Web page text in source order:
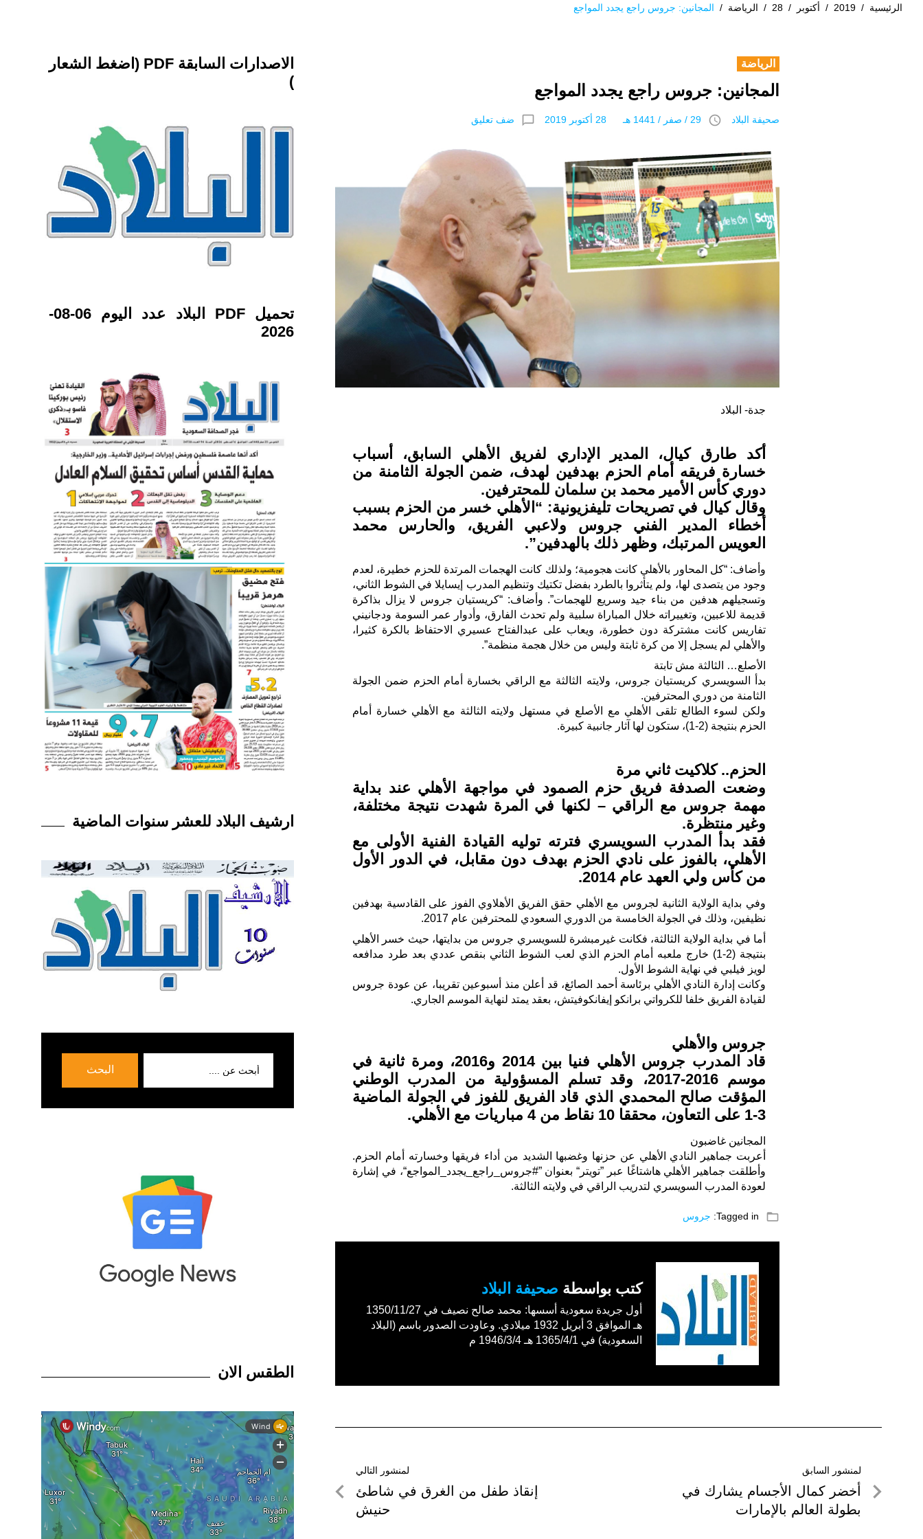
الرئيسية /
2019
/ أكتوبر /
28
/ الرياضة / المجانين: جروس راجع يجدد المواجع
الرياضة
المجانين: جروس راجع يجدد المواجع
صحيفة البلاد access_time 29 / صفر / 1441 هـ 28 أكتوبر 2019 chat_bubble_outline ضف تعليق
جدة- البلاد
أكد طارق كيال، المدير الإداري لفريق الأهلي السابق، أسباب
خسارة فريقه أمام الحزم بهدفين لهدف، ضمن الجولة الثامنة من
دوري كأس الأمير محمد بن سلمان للمحترفين.
وقال كيال في تصريحات تليفزيونية: “الأهلي خسر من الحزم بسبب
أخطاء المدير الفني جروس ولاعبي الفريق، والحارس محمد
العويس المرتبك، وظهر ذلك بالهدفين”.
وأضاف: “كل المحاور بالأهلي كانت هجومية؛ ولذلك كانت الهجمات المرتدة للحزم خطيرة، لعدم
وجود من يتصدى لها، ولم يتأثروا بالطرد بفضل تكتيك وتنظيم المدرب إيسايلا في الشوط الثاني،
وتسجيلهم هدفين من بناء جيد وسريع للهجمات”. وأضاف: “كريستيان جروس لا يزال بذاكرة
قديمة للاعبين، وتغييراته خلال المباراة سلبية ولم تحدث الفارق، وأدوار عمر السومة ودجانيني
تفاريس كانت مشتركة دون خطورة، ويعاب على عبدالفتاح عسيري الاحتفاظ بالكرة كثيرا،
والأهلي لم يسجل إلا من كرة ثابتة وليس من خلال هجمة منظمة”.
الأصلع… الثالثة مش تابتة
بدأ السويسري كريستيان جروس، ولايته الثالثة مع الراقي بخسارة أمام الحزم ضمن الجولة
الثامنة من دوري المحترفين.
ولكن لسوء الطالع تلقى الأهلي مع الأصلع في مستهل ولايته الثالثة مع الأهلي خسارة أمام
الحزم بنتيجة (2-1)، ستكون لها آثار جانبية كبيرة.
الحزم.. كلاكيت ثاني مرة
وضعت الصدفة فريق حزم الصمود في مواجهة الأهلي عند بداية
مهمة جروس مع الراقي – لكنها في المرة شهدت نتيجة مختلفة،
وغير منتظرة.
فقد بدأ المدرب السويسري فترته توليه القيادة الفنية الأولى مع
الأهلي، بالفوز على نادي الحزم بهدف دون مقابل، في الدور الأول
من كأس ولي العهد عام 2014.
وفي بداية الولاية الثانية لجروس مع الأهلي حقق الفريق الأهلاوي الفوز على القادسية بهدفين
نظيفين، وذلك في الجولة الخامسة من الدوري السعودي للمحترفين عام 2017.
أما في بداية الولاية الثالثة، فكانت غيرمبشرة للسويسري جروس من بدايتها، حيث خسر الأهلي
بنتيجة (2-1) خارج ملعبه أمام الحزم الذي لعب الشوط الثاني بنقص عددي بعد طرد مدافعه
لويز فيلبي في نهاية الشوط الأول.
وكانت إدارة النادي الأهلي برئاسة أحمد الصائغ، قد أعلن منذ أسبوعين تقريبا، عن عودة جروس
لقيادة الفريق خلفا للكرواتي برانكو إيفانكوفيتش، بعقد يمتد لنهاية الموسم الجاري.
جروس والأهلي
قاد المدرب جروس الأهلي فنيا بين 2014 و2016، ومرة ثانية في
موسم 2016-2017، وقد تسلم المسؤولية من المدرب الوطني
المؤقت صالح المحمدي الذي قاد الفريق للفوز في الجولة الماضية
3-1 على التعاون، محققا 10 نقاط من 4 مباريات مع الأهلي.
المجانين غاضبون
أعربت جماهير النادي الأهلي عن حزنها وغضبها الشديد من أداء فريقها وخسارته أمام الحزم.
وأطلقت جماهير الأهلي هاشتاغًا عبر ”تويتر“ بعنوان ”#جروس_راجع_يجدد_المواجع“، في إشارة
لعودة المدرب السويسري لتدريب الراقي في ولايته الثالثة.
folder_open
Tagged in: جروس
كتب بواسطة صحيفة البلاد
أول جريدة سعودية أسسها: محمد صالح نصيف في 1350/11/27
هـ الموافق 3 أبريل 1932 ميلادي. وعاودت الصدور باسم (البلاد
السعودية) في 1365/4/1 هـ 1946/3/4 م
تصفّح
المقالات
لمنشور السابق
لمنشور
السابق
أخضر كمال الأجسام يشارك في
بطولة العالم بالإمارات
لمنشور التالي
لمنشور
إنقاذ طفل من الغرق في شاطئ
حنيش
الاصدارات السابقة PDF (اضغط الشعار
)
تحميل PDF البلاد عدد اليوم 06-08-
2026
ارشيف البلاد للعشر سنوات الماضية
البحث
الطقس الان